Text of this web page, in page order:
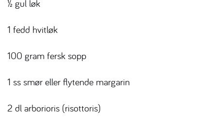
½ gul løk
1 fedd hvitløk
100 gram fersk sopp
1 ss smør eller flytende margarin
2 dl arborioris (risottoris)